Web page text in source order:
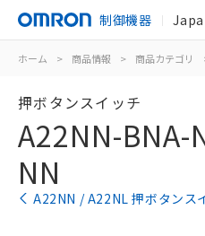
制御機器
ホーム > 商品情報 > 商品カテゴリ
押ボタンスイッチ
A22NN-BNA-
NN
A22NN / A22NL 押ボタンス